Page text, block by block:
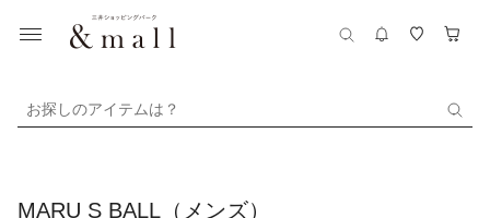
お探しのアイテムは？
MARU S BALL（メンズ）